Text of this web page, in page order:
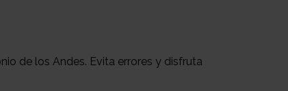
de los Andes. Evita errores y disfruta